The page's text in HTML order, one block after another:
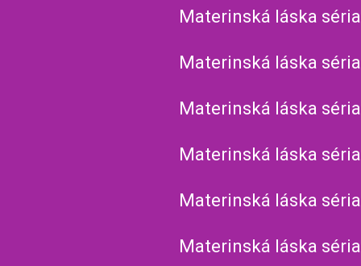
Materinská láska
Materinská láska
Materinská láska
Materinská láska
Materinská láska
Materinská láska